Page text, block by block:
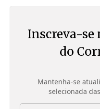
Inscreva-se
do
Mantenha-se
selecionada